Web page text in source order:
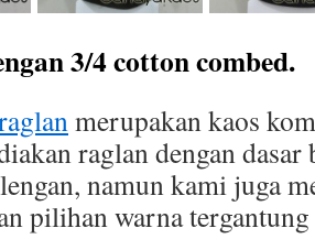
3/4 cotton combed.
merupakan kaos
raglan dengan
namun kami juga
pilihan warna tergantung